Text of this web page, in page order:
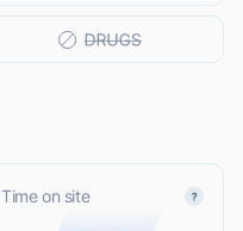
Time on site